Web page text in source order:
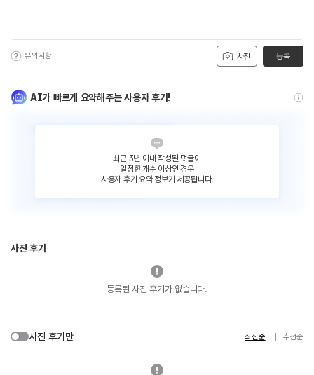
사진
유의사항 등록
AI가 빠르게 요약해주는 사용자 후기!
최근 3년 이내 작성된 댓글이
일정한 개수 이상인 경우
사용자 후기 요약 정보가 제공됩니다.
사진 후기
등록된 사진 후기가 없습니다.
사진 후기만 최신순 추천순